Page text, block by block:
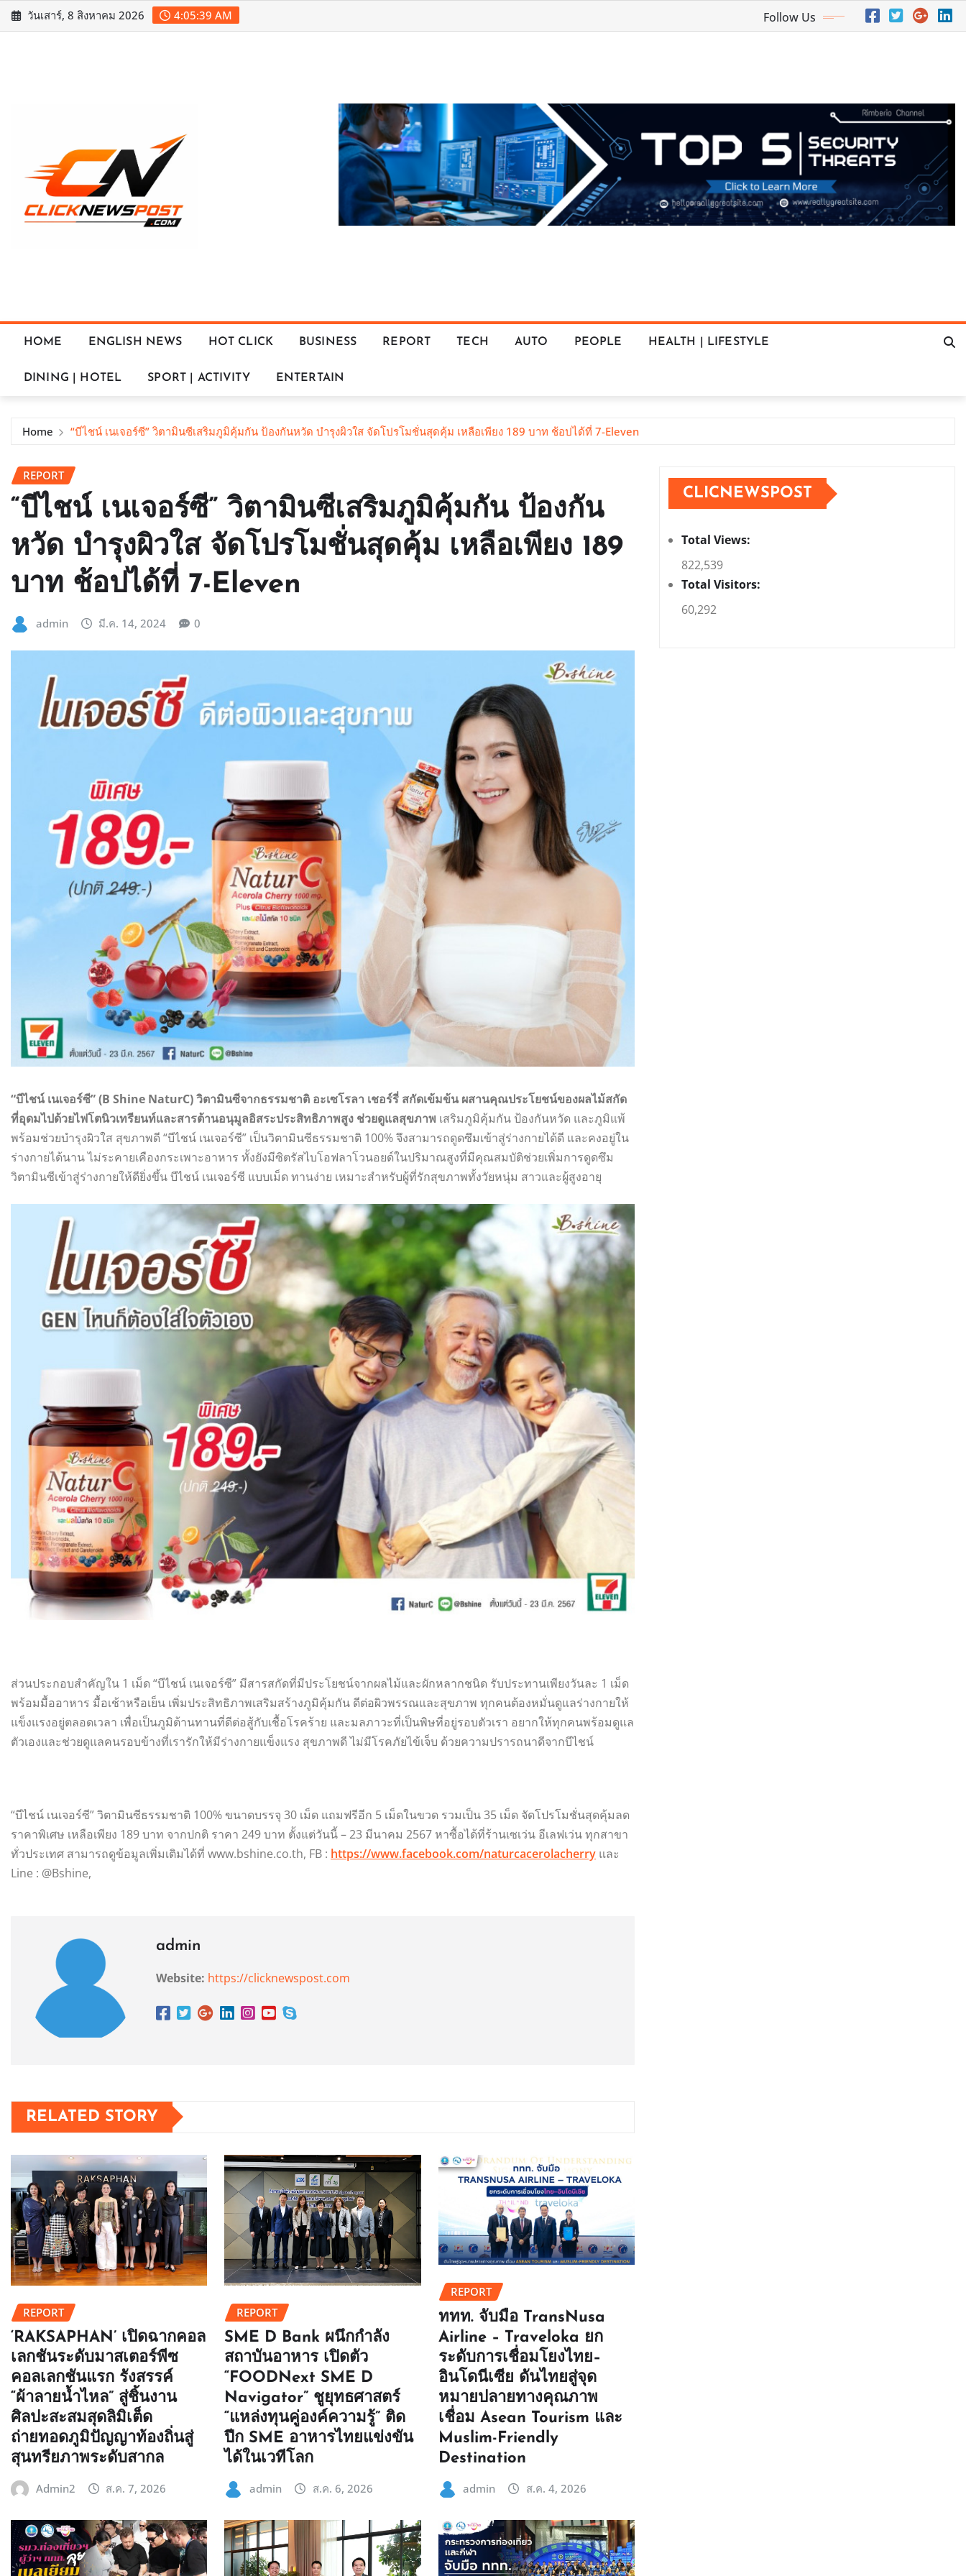
Skip
to
วันเสาร์, 8 สิงหาคม 2026 4:05:40 AM Follow Us
HOME ENGLISH NEWS HOT CLICK BUSINESS REPORT TECH AUTO PEOPLE HEALTH | LIFESTYLE
DINING | HOTEL SPORT | ACTIVITY ENTERTAIN
Home “บีไชน์ เนเจอร์ซี” วิตามินซีเสริมภูมิคุ้มกัน ป้องกันหวัด บำรุงผิวใส จัดโปรโมชั่นสุดคุ้ม เหลือเพียง 189 บาท ช้อปได้ที่ 7-Eleven
REPORT
“บีไชน์ เนเจอร์ซี” วิตามินซีเสริมภูมิคุ้มกัน ป้องกัน
หวัด บำรุงผิวใส จัดโปรโมชั่นสุดคุ้ม เหลือเพียง 189
บาท ช้อปได้ที่ 7-Eleven
admin มี.ค. 14, 2024 0
“บีไชน์ เนเจอร์ซี” (B Shine NaturC) วิตามินซีจากธรรมชาติ อะเซโรลา เชอร์รี่ สกัดเข้มข้น ผสานคุณประโยชน์ของผลไม้สกัด
ที่อุดมไปด้วยไฟโตนิวเทรียนท์และสารต้านอนุมูลอิสระประสิทธิภาพสูง ช่วยดูแลสุขภาพ เสริมภูมิคุ้มกัน ป้องกันหวัด และภูมิแพ้
พร้อมช่วยบำรุงผิวใส สุขภาพดี “บีไชน์ เนเจอร์ซี” เป็นวิตามินซีธรรมชาติ 100% จึงสามารถดูดซึมเข้าสู่ร่างกายได้ดี และคงอยู่ใน
ร่างกายได้นาน ไม่ระคายเคืองกระเพาะอาหาร ทั้งยังมีซิตรัสไบโอฟลาโวนอยด์ในปริมาณสูงที่มีคุณสมบัติช่วยเพิ่มการดูดซึม
วิตามินซีเข้าสู่ร่างกายให้ดียิ่งขึ้น บีไชน์ เนเจอร์ซี แบบเม็ด ทานง่าย เหมาะสำหรับผู้ที่รักสุขภาพทั้งวัยหนุ่ม สาวและผู้สูงอายุ
ส่วนประกอบสำคัญใน 1 เม็ด “บีไชน์ เนเจอร์ซี” มีสารสกัดที่มีประโยชน์จากผลไม้และผักหลากชนิด รับประทานเพียงวันละ 1 เม็ด
พร้อมมื้ออาหาร มื้อเช้าหรือเย็น เพิ่มประสิทธิภาพเสริมสร้างภูมิคุ้มกัน ดีต่อผิวพรรณและสุขภาพ ทุกคนต้องหมั่นดูแลร่างกายให้
แข็งแรงอยู่ตลอดเวลา เพื่อเป็นภูมิต้านทานที่ดีต่อสู้กับเชื้อโรคร้าย และมลภาวะที่เป็นพิษที่อยู่รอบตัวเรา อยากให้ทุกคนพร้อมดูแล
ตัวเองและช่วยดูแลคนรอบข้างที่เรารักให้มีร่างกายแข็งแรง สุขภาพดี ไม่มีโรคภัยไข้เจ็บ ด้วยความปรารถนาดีจากบีไชน์
“บีไชน์ เนเจอร์ซี” วิตามินซีธรรมชาติ 100% ขนาดบรรจุ 30 เม็ด แถมฟรีอีก 5 เม็ดในขวด รวมเป็น 35 เม็ด จัดโปรโมชั่นสุดคุ้มลด
ราคาพิเศษ เหลือเพียง 189 บาท จากปกติ ราคา 249 บาท ตั้งแต่วันนี้ – 23 มีนาคม 2567 หาซื้อได้ที่ร้านเซเว่น อีเลฟเว่น ทุกสาขา
ทั่วประเทศ สามารถดูข้อมูลเพิ่มเติมได้ที่ www.bshine.co.th, FB : https://www.facebook.com/naturcacerolacherry และ
Line : @Bshine,
admin
Website: https://clicknewspost.com
RELATED STORY
REPORT
‘RAKSAPHAN’ เปิดฉากคอล
เลกชันระดับมาสเตอร์พีซ
คอลเลกชันแรก รังสรรค์
“ผ้าลายน้ำไหล” สู่ชิ้นงาน
ศิลปะสะสมสุดลิมิเต็ด
ถ่ายทอดภูมิปัญญาท้องถิ่นสู่
สุนทรียภาพระดับสากล
Admin2 ส.ค. 7, 2026
REPORT
SME D Bank ผนึกกำลัง
สถาบันอาหาร เปิดตัว
“FOODNext SME D
Navigator” ชูยุทธศาสตร์
“แหล่งทุนคู่องค์ความรู้” ติด
ปีก SME อาหารไทยแข่งขัน
ได้ในเวทีโลก
admin ส.ค. 6, 2026
REPORT
ททท. จับมือ TransNusa
Airline – Traveloka ยก
ระดับการเชื่อมโยงไทย–
อินโดนีเซีย ดันไทยสู่จุด
หมายปลายทางคุณภาพ
เชื่อม Asean Tourism และ
Muslim-Friendly
Destination
admin ส.ค. 4, 2026
CLICNEWSPOST
Total Views:
822,539
Total Visitors:
60,292